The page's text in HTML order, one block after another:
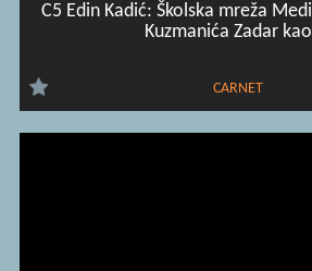
C5 Edin Kadić: Školska mreža
Kuzmanića Zadar
CARNET